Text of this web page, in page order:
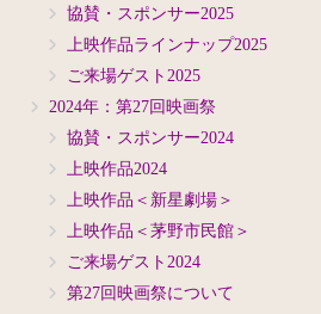
協賛・スポンサー2025
上映作品ラインナップ2025
ご来場ゲスト2025
2024年：第27回映画祭
協賛・スポンサー2024
上映作品2024
上映作品＜新星劇場＞
上映作品＜茅野市民館＞
ご来場ゲスト2024
第27回映画祭について